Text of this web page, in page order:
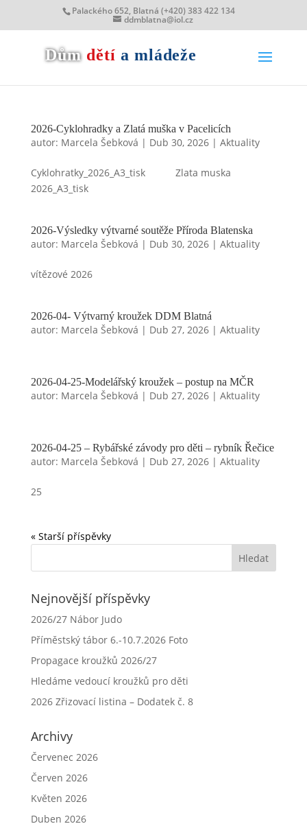
Palackého 652, Blatná (+420) 383 422 134
ddmblatna@iol.cz
Dům dětí a mládeže
2026-Cyklohradky a Zlatá muška v Pacelicích
autor: Marcela Šebková | Dub 30, 2026| Aktuality
Cyklohratky_2026_A3_tisk Zlata muska
2026_A3_tisk
2026-Výsledky výtvarné soutěže Příroda Blatenska
autor: Marcela Šebková | Dub 30, 2026| Aktuality
vítězové 2026
2026-04- Výtvarný kroužek DDM Blatná
autor: Marcela Šebková | Dub 27, 2026| Aktuality
2026-04-25-Modelářský kroužek – postup na MČR
autor: Marcela Šebková | Dub 27, 2026| Aktuality
2026-04-25 – Rybářské závody pro děti – rybník Řečice
autor: Marcela Šebková | Dub 27, 2026| Aktuality
25
« Starší příspěvky
Nejnovější příspěvky
2026/27 Nábor Judo
Příměstský tábor 6.-10.7.2026 Foto
Propagace kroužků 2026/27
Hledáme vedoucí kroužků pro děti
2026 Zřizovací listina – Dodatek č. 8
Archivy
Červenec 2026
Červen 2026
Květen 2026
Duben 2026